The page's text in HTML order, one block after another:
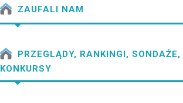
ZAUFALI NAM
PRZEGLĄDY, RANKINGI, SONDAŻE,
KONKURSY